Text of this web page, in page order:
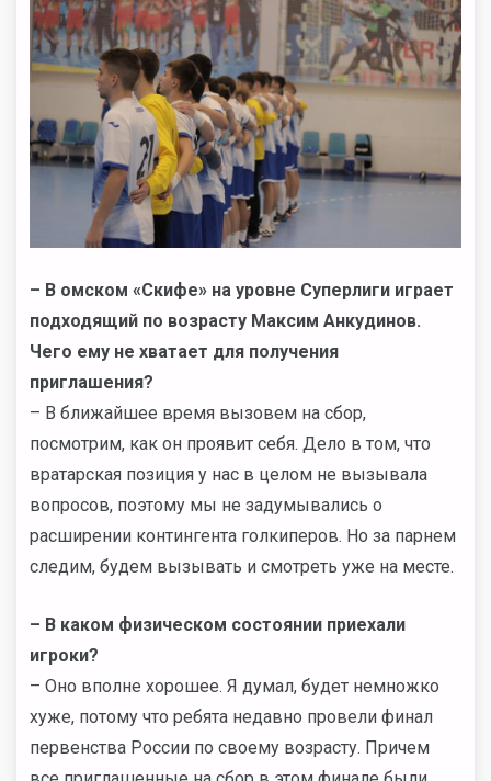
– В омском «Скифе» на уровне Суперлиги играет
подходящий по возрасту Максим Анкудинов.
Чего ему не хватает для получения
приглашения?
– В ближайшее время вызовем на сбор,
посмотрим, как он проявит себя. Дело в том, что
вратарская позиция у нас в целом не вызывала
вопросов, поэтому мы не задумывались о
расширении контингента голкиперов. Но за парнем
следим, будем вызывать и смотреть уже на месте.
– В каком физическом состоянии приехали
игроки?
– Оно вполне хорошее. Я думал, будет немножко
хуже, потому что ребята недавно провели финал
первенства России по своему возрасту. Причем